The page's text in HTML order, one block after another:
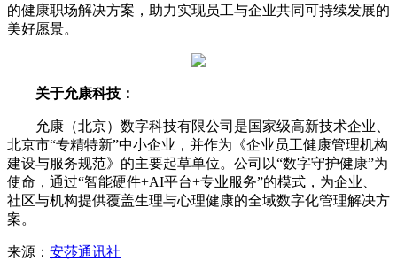
的健康职场解决方案，助力实现员工与企业共同可持续发展的
美好愿景。
关于允康科技：
允康（北京）数字科技有限公司是国家级高新技术企业、
北京市“专精特新”中小企业，并作为《企业员工健康管理机构
建设与服务规范》的主要起草单位。公司以“数字守护健康”为
使命，通过“智能硬件+AI平台+专业服务”的模式，为企业、
社区与机构提供覆盖生理与心理健康的全域数字化管理解决方
案。
来源： 安莎通讯社